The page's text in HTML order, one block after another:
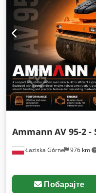
Łaziska Górne 976 km
Ammann AV 95-2 -
Побарајте